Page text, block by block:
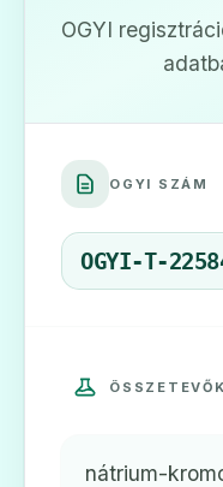
OGYI
OGYI SZÁM
OGYI-T-
ÖSSZETEVŐK
nátrium-